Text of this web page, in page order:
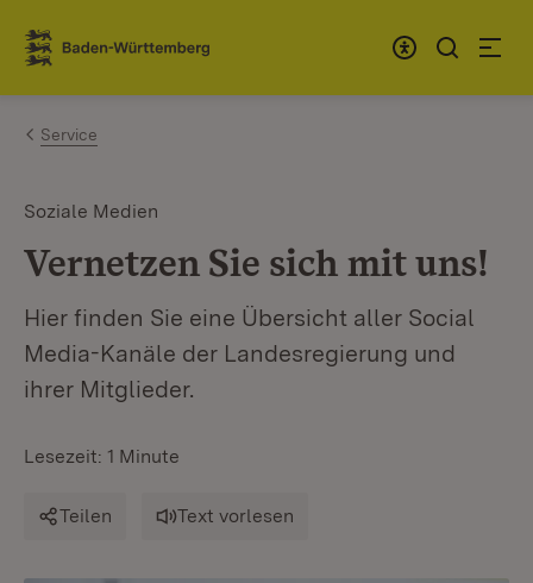
Zum Inhalt springen
Link zur Startseite
Service
Soziale Medien
Vernetzen Sie sich mit uns!
Hier finden Sie eine Übersicht aller Social
Media-Kanäle der Landesregierung und
ihrer Mitglieder.
Lesezeit: 1 Minute
Teilen Text vorlesen